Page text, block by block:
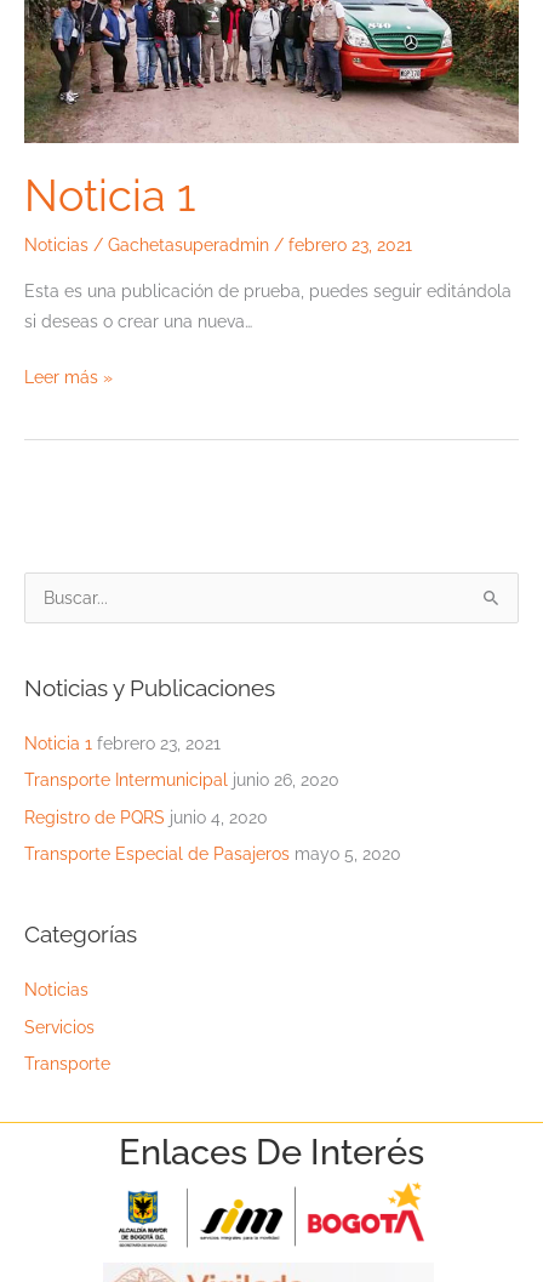
Noticia 1
Noticias / Gachetasuperadmin / febrero 23, 2021
Esta es una publicación de prueba, puedes seguir editándola
si deseas o crear una nueva…
Leer más »
c
a
r
Noticias y Publicaciones
Noticia 1 febrero 23, 2021
Transporte Intermunicipal
junio 26, 2020
Registro de PQRS junio 4, 2020
Transporte Especial de Pasajeros mayo 5, 2020
Categorías
Noticias
Servicios
Transporte
Enlaces De Interés